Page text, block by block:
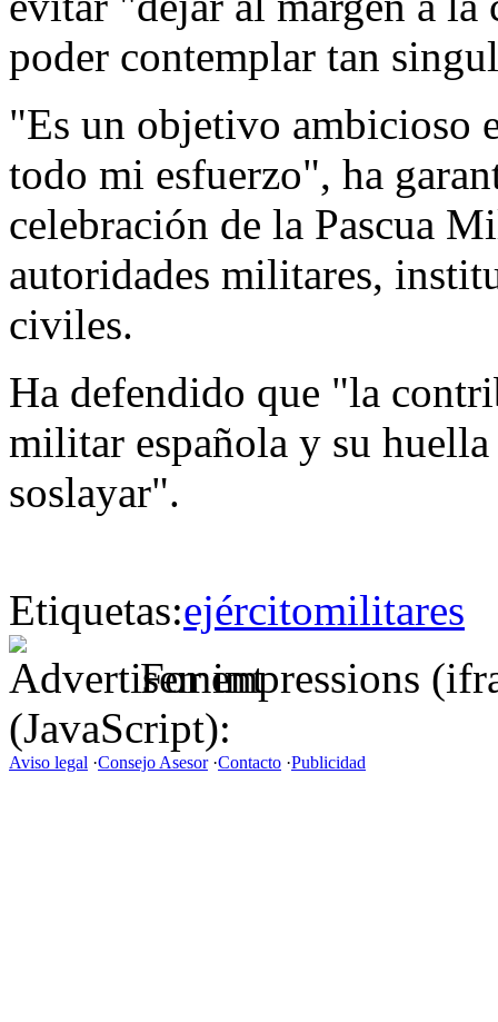
poder contemplar tan
"Es un objetivo ambicioso
todo mi esfuerzo", ha
celebración de la Pascua
autoridades militares,
civiles.
Ha defendido que "la
militar española y su
soslayar".
Etiquetas:ejércitomilitares
For impressions
(JavaScript):
Aviso legal ·Consejo Asesor·Contacto ·Publicidad